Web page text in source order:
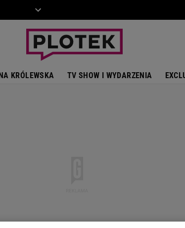
KRÓLEWSKA TV SHOW I WYDARZENIA